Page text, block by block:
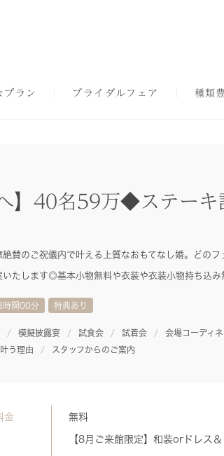
プラン ブライダルフェア 種類
】40名59万◆ステー
絶賛のご祝儀内で叶える上質なおもてなし婚。どの
いたします◎基本小物無料や衣装や衣装小物持ち込
時間00分 特典あり
模擬披露宴 試食会 試着会 会場コーディ
う理由
スタッフからのご案内
金 無料
【8月ご来館限定】和装orドレス